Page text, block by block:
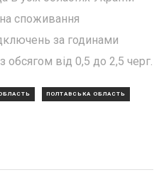
споживання
за годинами
обсягом від 0,5 до 2,5 черг.
ПОЛТАВСЬКА ОБЛАСТЬ